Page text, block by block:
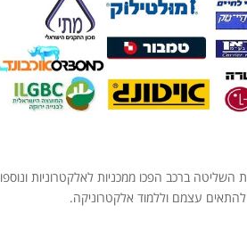
ברכב הפכו ממכניות לאלקטרוניות ונוספו
להתאים עצמם וללמוד אלקטרוניקה.